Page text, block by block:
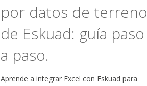
por datos de terreno
de Eskuad: guía paso
a paso.
Aprende a integrar Excel con Eskuad para